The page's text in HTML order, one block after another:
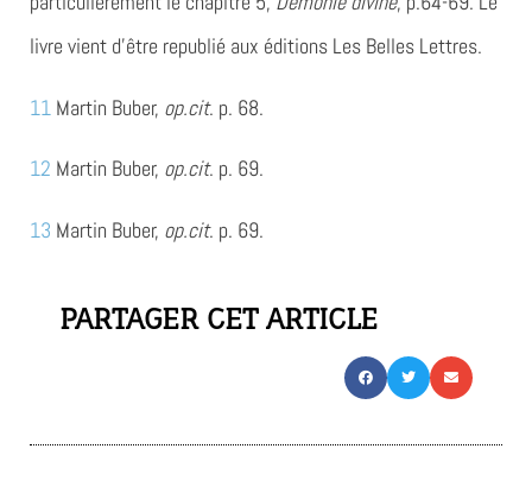
livre vient d’être republié aux éditions Les Belles Lettres.
11 Martin Buber, op.cit. p. 68.
12 Martin Buber, op.cit. p. 69.
13 Martin Buber, op.cit. p. 69.
PARTAGER CET ARTICLE